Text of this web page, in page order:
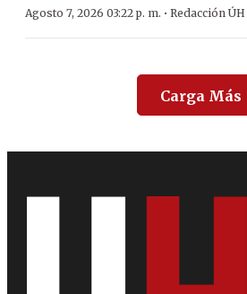
Agosto 7, 2026 03:22 p. m. · Redacción ÚH
Carga Más